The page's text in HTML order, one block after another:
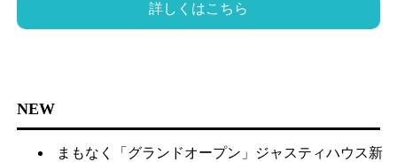
詳しくはこちら
NEW
まもなく「グランドオープン」ジャスティハウス新